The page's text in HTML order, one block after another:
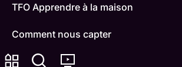
TFO Apprendre à la maison
Comment nous capter
Contactez-nous